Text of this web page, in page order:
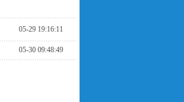
05-29 19:16:11
05-30 09:48:49